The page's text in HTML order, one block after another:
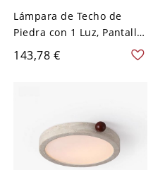
Lámpara de Techo de
Piedra con 1 Luz, Pantalla
de Lucite, Estilo Moderno
para Uso Residencial,
Regulable)
143,78 €